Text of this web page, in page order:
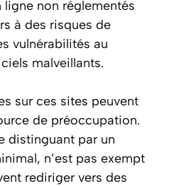
non réglementés
à des risques de
vulnérabilités au
malveillants.
sur ces sites peuvent
de préoccupation.
distinguant par un
n’est pas exempt
rediriger vers des